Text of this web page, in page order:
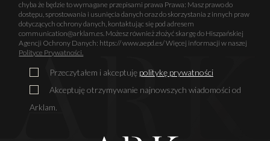
chyba że będzie to wymagane przepisami prawa Prawa: Masz prawo do
dostępu, sprostowania i usunięcia danych oraz do skorzystania z innych praw
dotyczących ochrony danych, kontaktując się pod adresem
communication@arklam.es. Możesz również złożyć skargę do Hiszpańskiej
Agencji Ochrony Danych: https:// www.aepd.es/ Więcej informacji w naszej
Polityce Prywatności.
Przeczytałem i akceptuję politykę prywatności
Akceptuję otrzymywanie najnowszych wiadomości od
Arklam.